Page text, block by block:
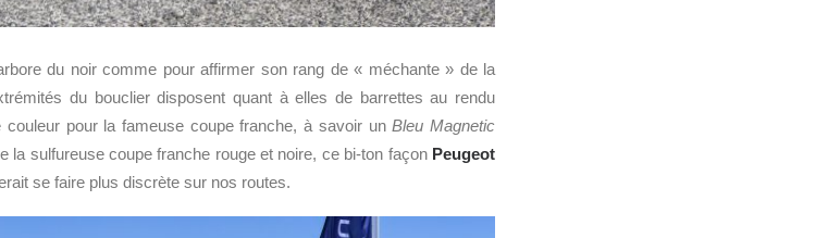
du noir comme pour affirmer son rang de « méchante » de la
du bouclier disposent quant à elles de barrettes au rendu
couleur pour la fameuse coupe franche, à savoir unBleu Magnetic
la sulfureuse coupe franche rouge et noire, ce bi-ton façon Peugeot
se faire plus discrète sur nos routes.